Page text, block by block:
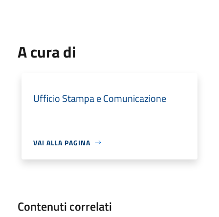
A cura di
Ufficio Stampa e Comunicazione
VAI ALLA PAGINA
Contenuti correlati